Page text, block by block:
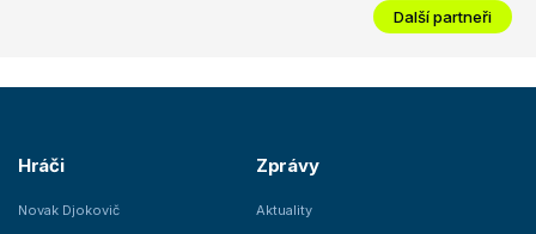
Další partneři
Hráči
Novak Djokovič
Zprávy
Aktuality